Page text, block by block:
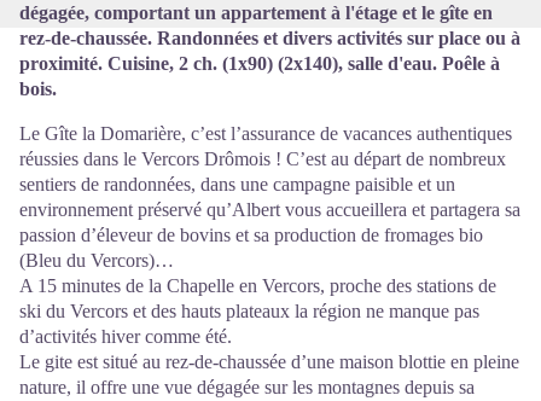
dégagée, comportant un appartement à l'étage et le gîte en
rez-de-chaussée. Randonnées et divers activités sur place ou à
proximité. Cuisine, 2 ch. (1x90) (2x140), salle d'eau. Poêle à
bois.
Le Gîte la Domarière, c’est l’assurance de vacances authentiques
réussies dans le Vercors Drômois ! C’est au départ de nombreux
sentiers de randonnées, dans une campagne paisible et un
environnement préservé qu’Albert vous accueillera et partagera sa
passion d’éleveur de bovins et sa production de fromages bio
(Bleu du Vercors)…
A 15 minutes de la Chapelle en Vercors, proche des stations de
ski du Vercors et des hauts plateaux la région ne manque pas
d’activités hiver comme été.
Le gite est situé au rez-de-chaussée d’une maison blottie en pleine
nature, il offre une vue dégagée sur les montagnes depuis sa